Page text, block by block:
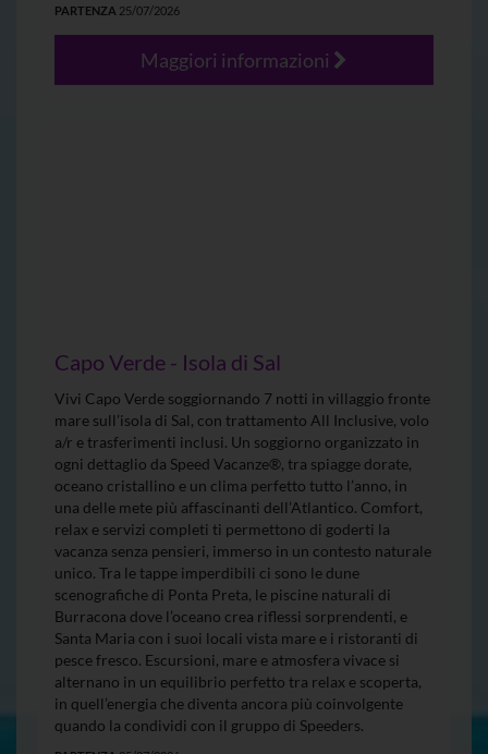
PARTENZA 25/07/2026
Maggiori informazioni
Capo Verde - Isola di Sal
Vivi Capo Verde soggiornando 7 notti in villaggio fronte
mare sull’isola di Sal, con trattamento All Inclusive, volo
a/r e trasferimenti inclusi. Un soggiorno organizzato in
ogni dettaglio da Speed Vacanze®, tra spiagge dorate,
oceano cristallino e un clima perfetto tutto l’anno, in
una delle mete più affascinanti dell’Atlantico. Comfort,
relax e servizi completi ti permettono di goderti la
vacanza senza pensieri, immerso in un contesto naturale
unico. Tra le tappe imperdibili ci sono le dune
scenografiche di Ponta Preta, le piscine naturali di
Burracona dove l’oceano crea riflessi sorprendenti, e
Santa Maria con i suoi locali vista mare e i ristoranti di
pesce fresco. Escursioni, mare e atmosfera vivace si
alternano in un equilibrio perfetto tra relax e scoperta,
in quell’energia che diventa ancora più coinvolgente
quando la condividi con il gruppo di Speeders.